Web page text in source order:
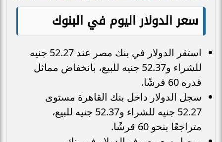
سعر الدولار اليوم في البنوك
استقر الدولار في بنك مصر عند 52.27 جنيه
للشراء و52.37 جنيه للبيع، بانخفاض مماثل
قدره 60 قرشًا.
سجل الدولار داخل بنك القاهرة مستوى
52.27 جنيه للشراء و52.37 جنيه للبيع،
متراجعًا بنحو 60 قرشًا.